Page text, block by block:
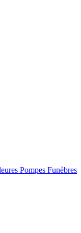
Pompes Funèbres